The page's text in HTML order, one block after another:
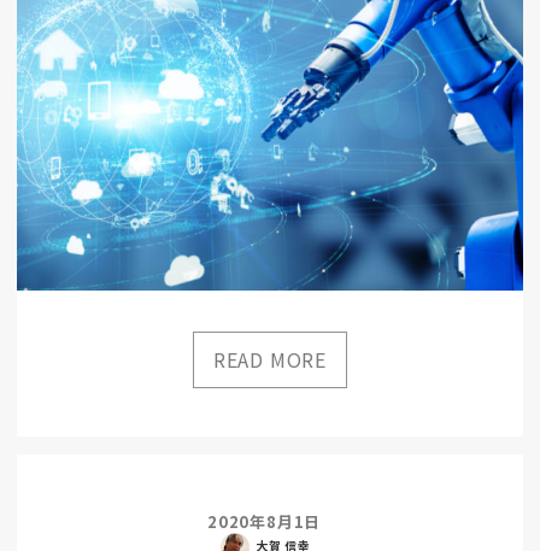
大賀 信幸
2020年8月1日